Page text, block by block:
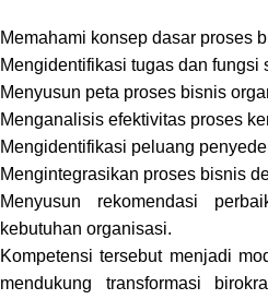
Memahami konsep dasar proses
Mengidentifikasi tugas dan fungsi
Menyusun peta proses bisnis
Menganalisis efektivitas proses
Mengidentifikasi peluang
Mengintegrasikan proses bisnis
Menyusun rekomendasi
kebutuhan organisasi.
Kompetensi tersebut menjadi
mendukung transformasi